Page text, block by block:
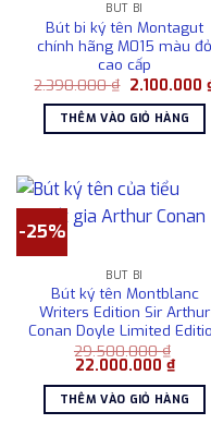
BÚT BI
Bút bi ký tên Montagut
chính hãng M015 màu đỏ
cao cấp
2.390.000₫ Giá
là:
2.390.000 ₫.
2.100.000
THÊM VÀO GIỎ HÀNG
-25%
BÚT BI
Bút ký tên Montblanc
Writers Edition Sir Arthur
Conan Doyle Limited
29.500.000₫
Giá
là:
29.500.000 ₫.
22.000.000 ₫Giá
hiện
tại
là:
THÊM VÀO GIỎ HÀNG